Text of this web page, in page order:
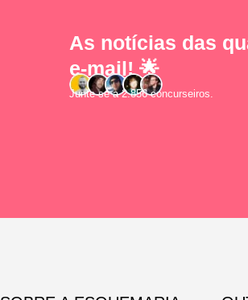
As notícias das
e-mail! 🌟
Junte-se a 2.856 concurseiros.